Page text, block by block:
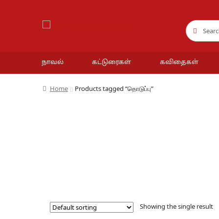
Search
for:
Search
நாவல் கட்டுரைகள் கவிதைகள்
Home Products tagged “தொடுப்பு”
Showing the single result